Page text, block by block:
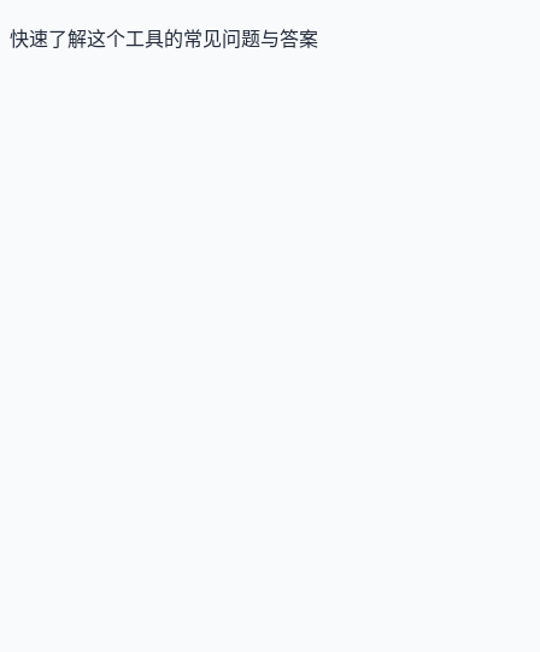
快速了解这个工具的常见问题与答案